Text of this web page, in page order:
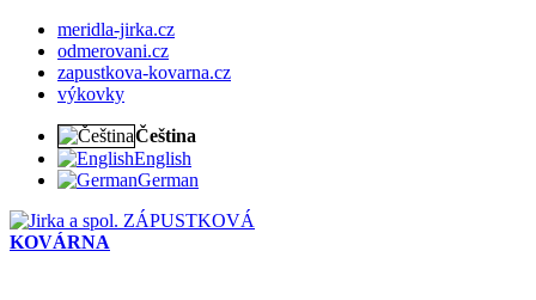
meridla-jirka.cz
odmerovani.cz
zapustkova-kovarna.cz
výkovky
Čeština
English
German
ZÁPUSTKOVÁ
KOVÁRNA